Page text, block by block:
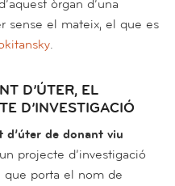
òrgan d’una
sense el mateix, el que es
.
D’ÚTER, EL
D’INVESTIGACIÓ
de donant viu
projecte d’investigació
que porta el nom de